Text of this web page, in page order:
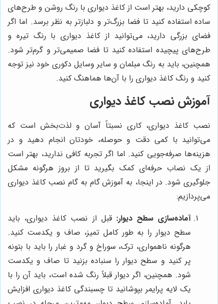
کوچکی دارید، بهتر است از کاغذ دیواری با رنگ روشن و طرح‌های
ساده استفاده کنید تا فضا بزرگ‌تر و دلبازتر به نظر برسد. اما اگر
فضای بزرگی دارید، می‌توانید از کاغذ دیواری با رنگ تیره و
طرح‌های پیچیده استفاده کنید تا فضا صمیمی‌تر و گرم‌تر شود.
همچنین، باید به رنگ مبلمان و سایر وسایل دکوری خود نیز توجه
کنید و رنگ کاغذ دیواری را با آن‌ها هماهنگ کنید.
آموزش نصب کاغذ دیواری
نصب کاغذ دیواری، کاری نسبتاً آسان و لذت‌بخش است که
می‌توانید با کمی دقت و حوصله، خودتان انجام دهید و در
هزینه‌ها صرفه‌جویی کنید. اما اگر تجربه کافی ندارید، بهتر است
از یک نصاب حرفه‌ای کمک بگیرید تا از بروز هرگونه مشکل
جلوگیری شود. در اینجا، به آموزش گام به گام نصب کاغذ دیواری
می‌پردازیم:
آماده‌سازی سطح دیوار: قبل از نصب کاغذ دیواری، باید
سطح دیوار را به طور کامل تمیز، صاف و یکدست کنید.
هرگونه ناهمواری، ترک، سوراخ و گرد و غبار را باید با بتونه
پر کنید و سطح دیوار را سنباده بزنید تا صاف و یکدست
شود. همچنین، اگر دیوار قبلاً رنگ شده است، باید آن را با
یک لایه پرایمر بپوشانید تا چسبندگی کاغذ دیواری افزایش